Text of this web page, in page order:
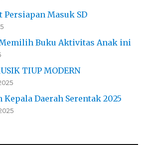
Persiapan Masuk SD
Buku Aktivitas Anak ini
TIUP MODERN
Daerah Serentak 2025